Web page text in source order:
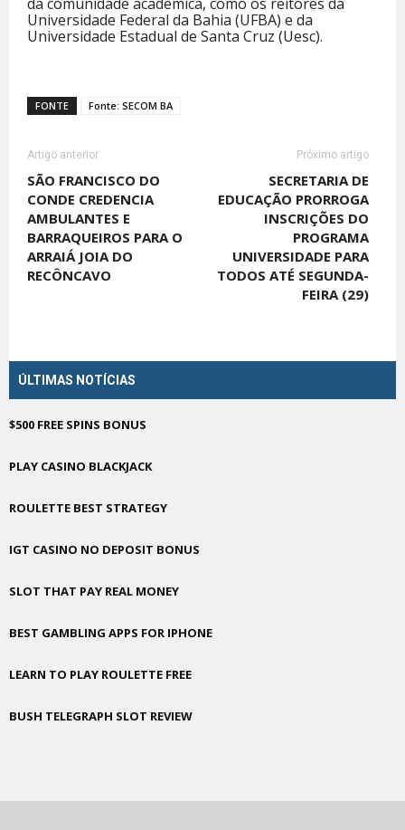
Universidade Federal da Bahia (UFBA) e da
Universidade Estadual de Santa Cruz (Uesc).
FONTE Fonte: SECOM BA
Artigo anterior
SÃO FRANCISCO DO
CONDE CREDENCIA
AMBULANTES E
BARRAQUEIROS PARA O
ARRAIÁ JOIA DO
RECÔNCAVO
Próximo artigo
SECRETARIA DE
EDUCAÇÃO PRORROGA
INSCRIÇÕES DO
PROGRAMA
UNIVERSIDADE PARA
TODOS ATÉ SEGUNDA-
FEIRA (29)
ÚLTIMAS NOTÍCIAS
$500 FREE SPINS BONUS
PLAY CASINO BLACKJACK
ROULETTE BEST STRATEGY
IGT CASINO NO DEPOSIT BONUS
SLOT THAT PAY REAL MONEY
BEST GAMBLING APPS FOR IPHONE
LEARN TO PLAY ROULETTE FREE
BUSH TELEGRAPH SLOT REVIEW